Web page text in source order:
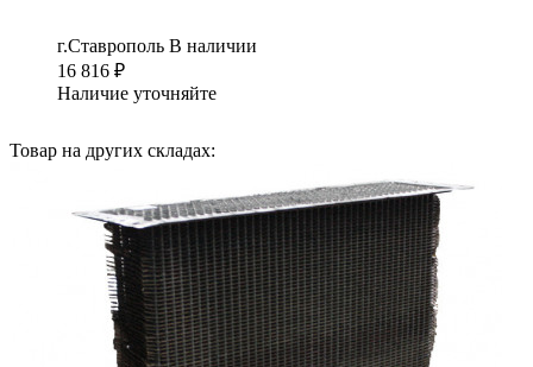
г.Ставрополь В наличии
16 816 ₽
Наличие уточняйте
Товар на других складах: